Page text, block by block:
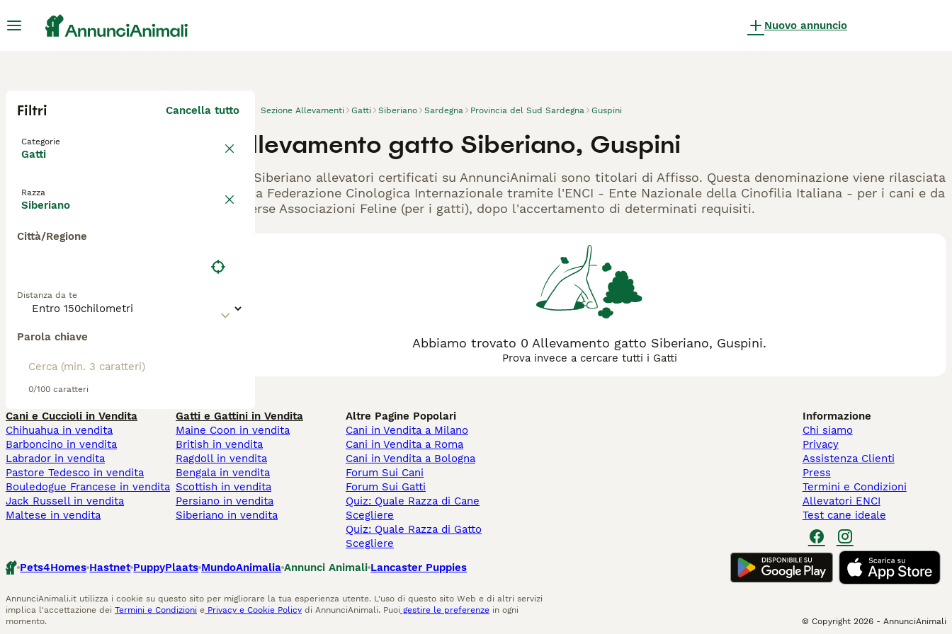
Nuovo annuncio
Filtri Cancella tutto
Categorie
Gatti
Razza
Siberiano
Città/Regione
Distanza da te
Parola chiave
0/100 caratteri
Sezione Allevamenti Gatti Siberiano Sardegna Provincia del Sud Sardegna Guspini
Allevamento gatto Siberiano, Guspini
Gli Siberiano allevatori certificati su AnnunciAnimali sono titolari di Affisso. Questa denominazione viene rilasciata
dalla Federazione Cinologica Internazionale tramite l'ENCI - Ente Nazionale della Cinofilia Italiana - per i cani e da
diverse Associazioni Feline (per i gatti), dopo l'accertamento di determinati requisiti.
Abbiamo trovato 0 Allevamento gatto Siberiano, Guspini.
Prova invece a cercare tutti i Gatti
Cani e Cuccioli in Vendita
Chihuahua in vendita
Barboncino in vendita
Labrador in vendita
Pastore Tedesco in vendita
Bouledogue Francese in vendita
Jack Russell in vendita
Maltese in vendita
Gatti e Gattini in Vendita
Maine Coon in vendita
British in vendita
Ragdoll in vendita
Bengala in vendita
Scottish in vendita
Persiano in vendita
Siberiano in vendita
Altre Pagine Popolari
Cani in Vendita a Milano
Cani in Vendita a Roma
Cani in Vendita a Bologna
Forum Sui Cani
Forum Sui Gatti
Quiz: Quale Razza di Cane
Scegliere
Quiz: Quale Razza di Gatto
Scegliere
Informazione
Chi siamo
Privacy
Assistenza Clienti
Press
Termini e Condizioni
Allevatori ENCI
Test cane ideale
Pets4Homes Hastnet PuppyPlaats MundoAnimalia Annunci Animali Lancaster Puppies
AnnunciAnimali.it utilizza i cookie su questo sito per migliorare la tua esperienza utente. L'uso di questo sito Web e di altri servizi
implica l'accettazione dei Termini e Condizioni e Privacy e Cookie Policy di AnnunciAnimali. Puoi gestire le preferenze in ogni
momento.
© Copyright 2026 - AnnunciAnimali